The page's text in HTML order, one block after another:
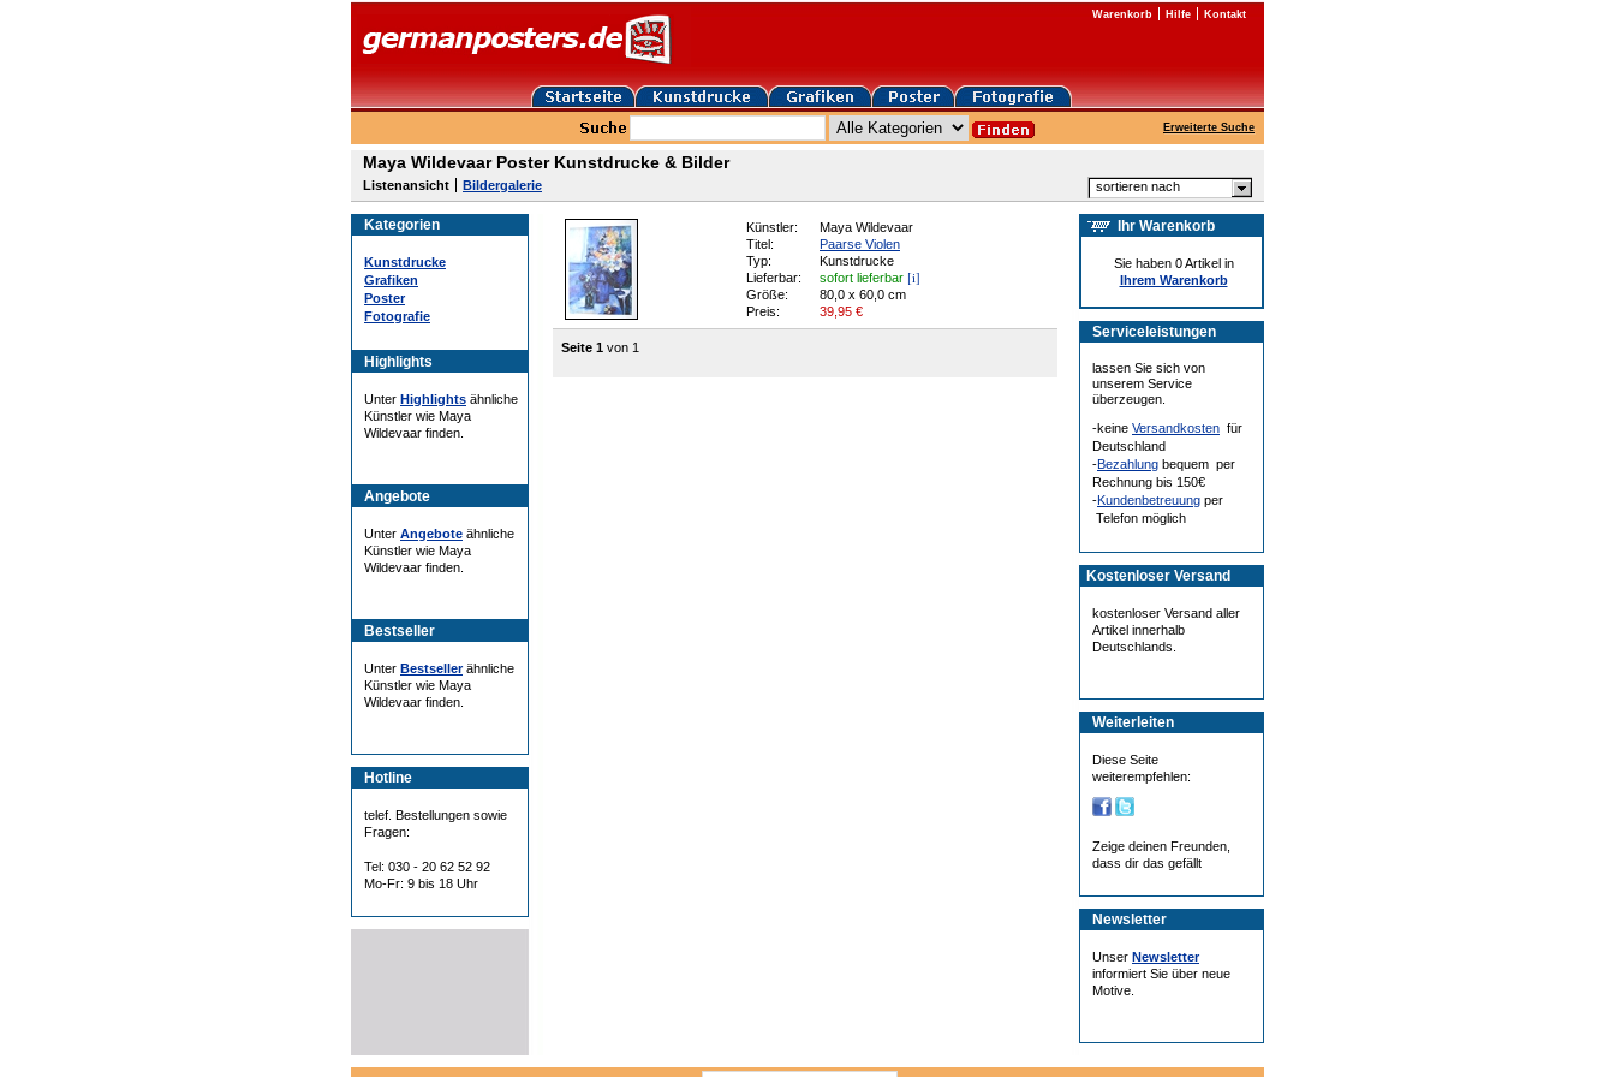
Warenkorb Hilfe Kontakt
Erweiterte Suche
Maya Wildevaar Poster Kunstdrucke & Bilder
Listenansicht Bildergalerie sortieren nach
Kategorien
Kunstdrucke
Grafiken
Poster
Fotografie
Highlights
Unter Highlights ähnliche
Künstler wie Maya
Wildevaar finden.
Angebote
Unter Angebote ähnliche
Künstler wie Maya
Wildevaar finden.
Bestseller
Unter Bestsellerähnliche
Künstler wie Maya
Wildevaar finden.
Hotline
telef. Bestellungen sowie
Fragen:
Tel: 030 - 20 62 52 92
Mo-Fr: 9 bis 18 Uhr
Künstler:
Maya Wildevaar
Titel:
Paarse Violen
Typ:
Kunstdrucke
Lieferbar:
sofort lieferbar [i]
Größe:
80,0 x 60,0 cm
Preis:
39,95 €
Seite 1 von 1
Ihr Warenkorb
Sie haben 0 Artikel in
Ihrem Warenkorb
Serviceleistungen
lassen Sie sich von
unserem Service
überzeugen.
-keine Versandkosten für
Deutschland
-Bezahlung bequem per
Rechnung bis 150€
-Kundenbetreuung per
Telefon möglich
Kostenloser Versand
kostenloser Versand aller
Artikel innerhalb
Deutschlands.
Weiterleiten
Diese Seite
weiterempfehlen:
Zeige deinen Freunden,
dass dir das gefällt
Newsletter
Unser Newsletter
informiert Sie über neue
Motive.